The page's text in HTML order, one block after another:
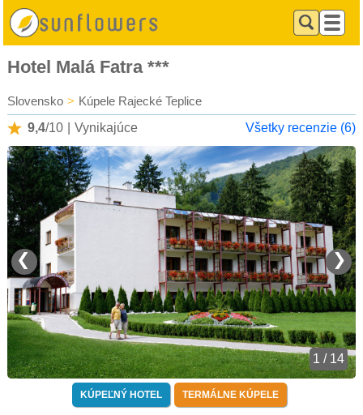
Hotel Malá Fatra ***
Slovensko > Kúpele Rajecké Teplice
9,4/10 Vynikajúce Všetky recenzie (6)
❮ ❯
1 / 14
KÚPEĽNÝ HOTEL TERMÁLNE KÚPELE